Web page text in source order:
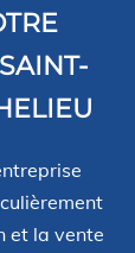
et la vente